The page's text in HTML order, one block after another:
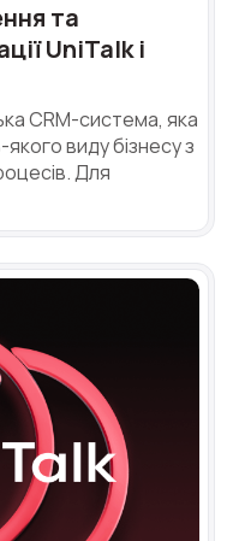
та
UniTalk і
CRM-система, яка
виду бізнесу з
Для